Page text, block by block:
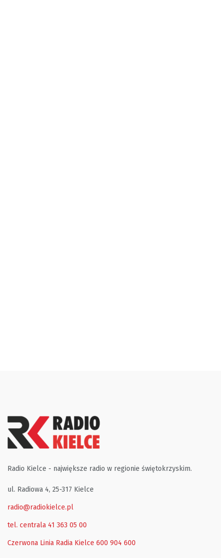
Radio Kielce - największe radio w regionie świętokrzyskim.
ul. Radiowa 4, 25-317 Kielce
radio@radiokielce.pl
tel. centrala 41 363 05 00
Czerwona Linia Radia Kielce 600 904 600